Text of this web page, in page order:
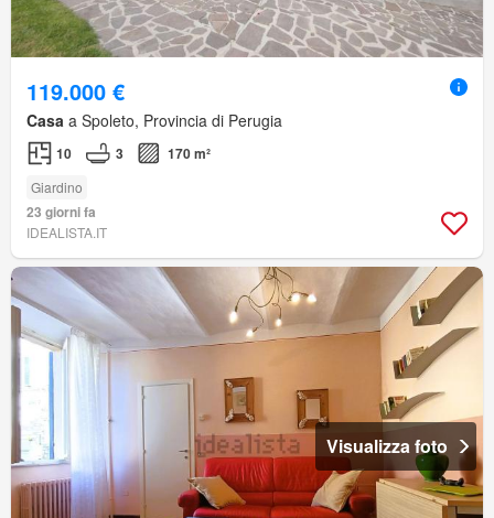
119.000 €
Casa a Spoleto, Provincia di Perugia
10 3 170 m²
Giardino
23 giorni fa
IDEALISTA.IT
Visualizza foto